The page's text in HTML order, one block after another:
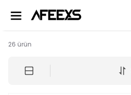
26 ürün